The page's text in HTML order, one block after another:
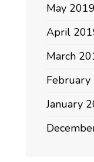
May 2019
April
March
January